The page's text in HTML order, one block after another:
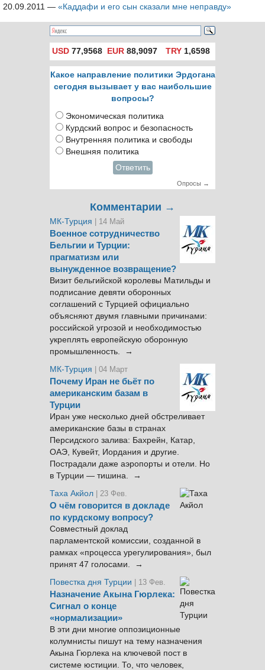
20.09.2011 — «Каддафи и его сын сказали мне неправду»
USD 77,9568 EUR 88,9097 TRY1,6598
Какое направление политики Эрдогана
сегодня вызывает у вас наибольшие
вопросы?
Экономическая политика
Курдский вопрос и безопасность
Внутренняя политика и свободы
Внешняя политика
Ответить
Опросы →
Комментарии →
МК-Турция | 14 Май
Военное сотрудничество
Бельгии и Турции:
прагматизм или
вынужденное возвращение?
Визит бельгийской королевы Матильды и
подписание девяти оборонных
соглашений с Турцией официально
объясняют двумя главными причинами:
российской угрозой и необходимостью
укреплять европейскую оборонную
промышленность. →
МК-Турция
| 04 Март
Почему Иран не бьёт по
американским базам в
Турции
Иран уже несколько дней обстреливает
американские базы в странах
Персидского залива: Бахрейн, Катар,
ОАЭ, Кувейт, Иордания и другие.
Пострадали даже аэропорты и отели. Но
в Турции — тишина. →
Таха Акйол | 23 Фев.
О чём говорится в докладе
по курдскому вопросу?
Совместный доклад
парламентской комиссии, созданной в
рамках «процесса урегулирования», был
принят 47 голосами. →
Повестка дня Турции
| 13 Фев.
Назначение Акына Гюрлека:
Сигнал о конце
«нормализации»
В эти дни многие оппозиционные
колумнисты пишут на тему назначения
Акына Гюрлека на ключевой пост в
системе юстиции. То, что человек,